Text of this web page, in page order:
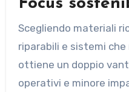
Focus
Scegliendo materiali
riparabili e sistemi che
ottiene un doppio
operativi e minore